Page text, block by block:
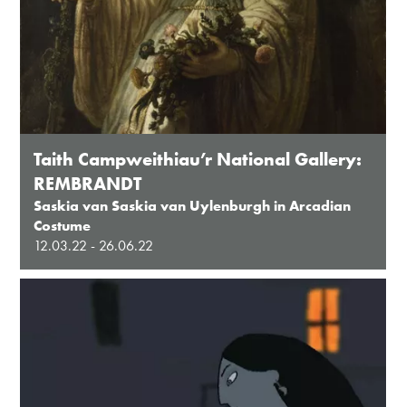
Taith Campweithiau’r National Gallery:
REMBRANDT
Saskia van Saskia van Uylenburgh in Arcadian
Costume
12.03.22 - 26.06.22